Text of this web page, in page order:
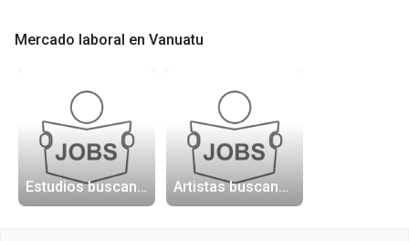
Mercado laboral en Vanuatu
Estudios buscando artistas Artistas buscando trabajo